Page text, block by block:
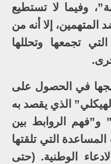
وفيما لا تستطيع
المتهمين، إلا أنه من
تجمعها وتحللها
في الحصول على
الهيكلي” الذي يقصد به
و”فهم الروابط بين
المساعدة التي تلقتها
الوطنية. (حتى